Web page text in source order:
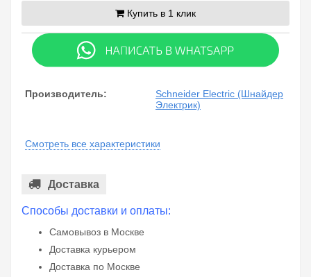
Купить в 1 клик
Производитель:
Schneider Electric (Шнайдер
Электрик)
Смотреть все характеристики
Доставка
Способы доставки и оплаты:
Самовывоз в Москве
Доставка курьером
Доставка по Москве